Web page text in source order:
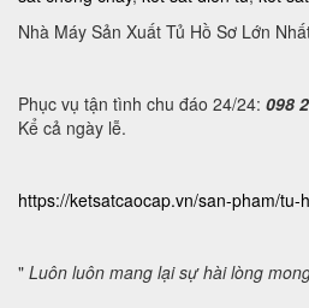
Nhà Máy Sản Xuất Tủ Hồ Sơ Lớn
Phục vụ tận tình chu đáo 24/24: 098
Kể cả ngày lễ.
https://ketsatcaocap.vn/san-pham/tu-
" Luôn luôn mang lại sự hài lòng